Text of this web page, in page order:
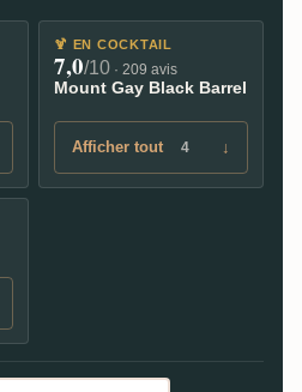
🍹 EN COCKTAIL
7,0/10 · 209 avis
Mount Gay Black Barrel
Afficher tout 4 ↓